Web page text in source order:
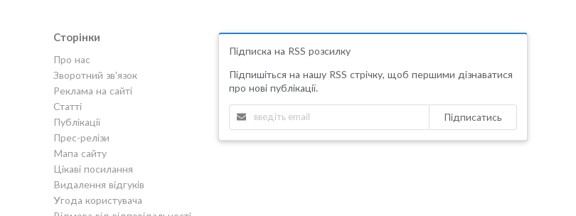
Сторінки
Про нас
Зворотний зв'язок
Реклама на сайті
Статті
Публікації
Прес-релізи
Мапа сайту
Цікаві посилання
Видалення відгуків
Угода користувача
Підписка на RSS розсилку
Підпишіться на нашу RSS стрічку, щоб першими дізнаватися
про нові публікації.
Підписатись